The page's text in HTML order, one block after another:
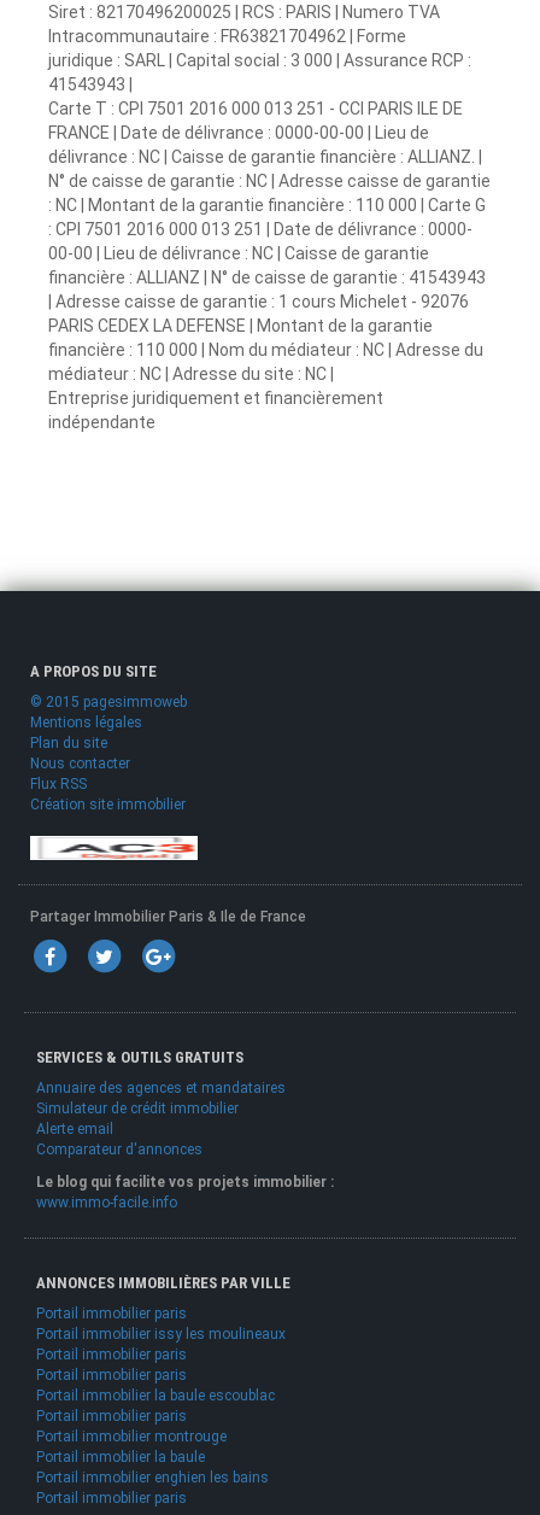
Siret : 82170496200025 | RCS : PARIS | Numero TVA
Intracommunautaire : FR63821704962 | Forme
juridique : SARL | Capital social : 3 000 | Assurance RCP :
41543943 |
Carte T : CPI 7501 2016 000 013 251 - CCI PARIS ILE DE
FRANCE | Date de délivrance : 0000-00-00 | Lieu de
délivrance : NC | Caisse de garantie financière : ALLIANZ. |
N° de caisse de garantie : NC | Adresse caisse de garantie
: NC | Montant de la garantie financière : 110 000 | Carte G
: CPI 7501 2016 000 013 251 | Date de délivrance : 0000-
00-00 | Lieu de délivrance : NC | Caisse de garantie
financière : ALLIANZ | N° de caisse de garantie : 41543943
| Adresse caisse de garantie : 1 cours Michelet - 92076
PARIS CEDEX LA DEFENSE | Montant de la garantie
financière : 110 000 | Nom du médiateur : NC | Adresse du
médiateur : NC | Adresse du site : NC |
Entreprise juridiquement et financièrement
indépendante
A PROPOS DU SITE
© 2015 pagesimmoweb
Mentions légales
Plan du site
Nous contacter
Flux RSS
Création site immobilier
Partager Immobilier Paris & Ile de France
SERVICES & OUTILS GRATUITS
Annuaire des agences et mandataires
Simulateur de crédit immobilier
Alerte email
Comparateur d'annonces
Le blog qui facilite vos projets immobilier :
www.immo-facile.info
ANNONCES IMMOBILIÈRES PAR VILLE
Portail immobilier paris
Portail immobilier issy les moulineaux
Portail immobilier paris
Portail immobilier paris
Portail immobilier la baule escoublac
Portail immobilier paris
Portail immobilier montrouge
Portail immobilier la baule
Portail immobilier enghien les bains
Portail immobilier paris